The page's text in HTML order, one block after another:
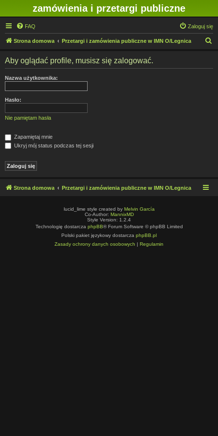
zamówienia i przetargi publiczne
FAQ Zaloguj się
Strona domowa Przetargi i zamówienia publiczne w IMN O/Legnica
Aby oglądać profile, musisz się zalogować.
Nazwa użytkownika:
Hasło:
Nie pamiętam hasła
Zapamiętaj mnie
Ukryj mój status podczas tej sesji
Strona domowa Przetargi i zamówienia publiczne w IMN O/Legnica
lucid_lime style created by Melvin García
Co-Author: MannixMD
Style Version: 1.2.4
Technologię dostarcza phpBB® Forum Software © phpBB Limited
Polski pakiet językowy dostarcza phpBB.pl
Zasady ochrony danych osobowych | Regulamin